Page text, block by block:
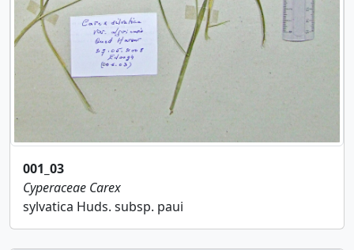
001_03
Cyperaceae Carex
sylvatica Huds. subsp. paui